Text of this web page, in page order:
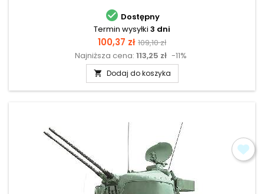
 Dostępny
Termin wysyłki 3 dni
Cena
100,37 zł Cena
podstawowa
109,10 zł
Najniższa cena: 113,25 zł -11%
 Dodaj do koszyka